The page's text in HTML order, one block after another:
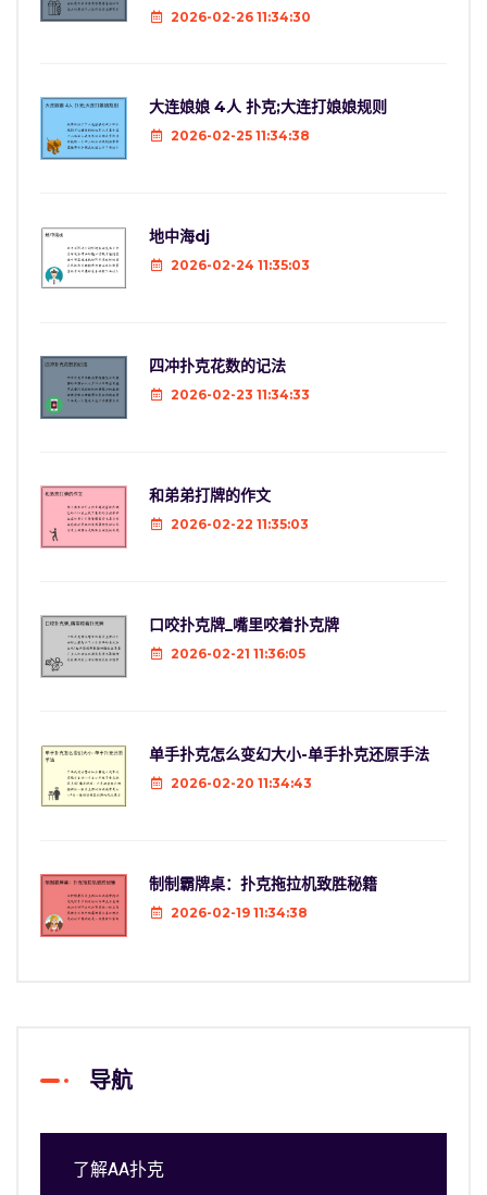
2026-02-26 11:34:30
大连娘娘 4人 扑克;大连打娘娘规则
2026-02-25 11:34:38
地中海dj
2026-02-24 11:35:03
四冲扑克花数的记法
2026-02-23 11:34:33
和弟弟打牌的作文
2026-02-22 11:35:03
口咬扑克牌_嘴里咬着扑克牌
2026-02-21 11:36:05
单手扑克怎么变幻大小-单手扑克还原手法
2026-02-20 11:34:43
制制霸牌桌：扑克拖拉机致胜秘籍
2026-02-19 11:34:38
导航
了解AA扑克